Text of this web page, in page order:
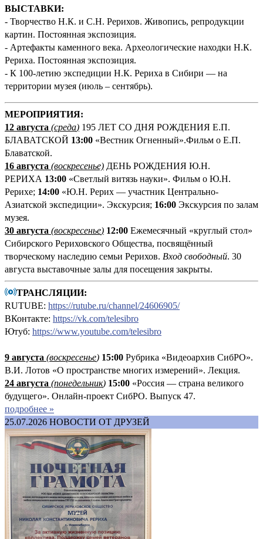
ВЫСТАВКИ:
- Творчество Н.К. и С.Н. Рерихов. Живопись, репродукции
картин. Постоянная экспозиция.
- Артефакты каменного века. Археологические находки Н.К.
Рериха. Постоянная экспозиция.
- К 100-летию экспедиции Н.К. Рериха в Сибири — на
территории музея (июль – сентябрь).
МЕРОПРИЯТИЯ:
12 августа (среда) 195 ЛЕТ СО ДНЯ РОЖДЕНИЯ Е.П.
БЛАВАТСКОЙ 13:00 «Вестник Огненный».Фильм о Е.П.
Блаватской.
16 августа (воскресенье) ДЕНЬ РОЖДЕНИЯ Ю.Н.
РЕРИХА 13:00 «Светлый витязь науки». Фильм о Ю.Н.
Рерихе; 14:00 «Ю.Н. Рерих — участник Центрально-
Азиатской экспедиции». Экскурсия; 16:00 Экскурсия по залам
музея.
30 августа (воскресенье) 12:00 Ежемесячный «круглый стол»
Сибирского Рериховского Общества, посвящённый
творческому наследию семьи Рерихов. Вход свободный. 30
августа выставочные залы для посещения закрыты.
ТРАНСЛЯЦИИ:
RUTUBE: https://rutube.ru/channel/24606905/
ВКонтакте: https://vk.com/telesibro
Ютуб: https://www.youtube.com/telesibro
9 августа (воскресенье) 15:00 Рубрика «Видеоархив СибРО».
В.И. Лотов «О пространстве многих измерений». Лекция.
24 августа (понедельник) 15:00 «Россия — страна великого
будущего». Онлайн-проект СибРО. Выпуск 47.
подробнее »
25.07.2026 НОВОСТИ ОТ ДРУЗЕЙ